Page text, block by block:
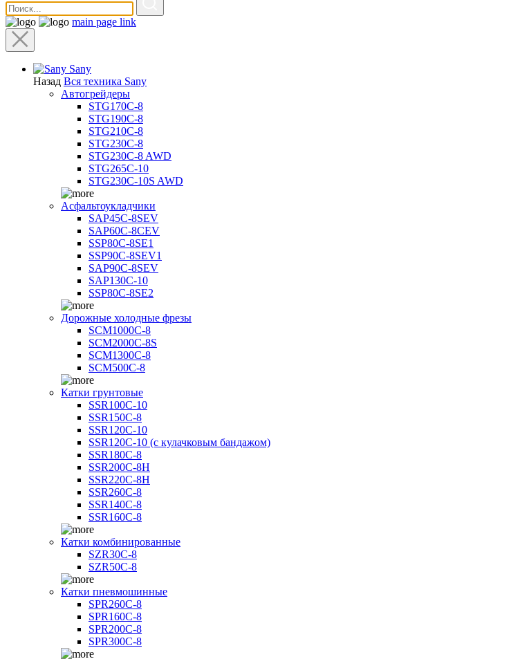
main page link
Sany
Назад Вся техника Sany
Автогрейдеры
STG170C-8
STG190C-8
STG210C-8
STG230C-8
STG230C-8 AWD
STG265C-10
STG230C-10S AWD
Асфальтоукладчики
SAP45С-8SEV
SAP60C-8CEV
SSP80C-8SE1
SSP90C-8SEV1
SAP90C-8SEV
SAP130C-10
SSP80C-8SE2
Дорожные холодные фрезы
SCM1000C-8
SCM2000C-8S
SCM1300C-8
SCM500C-8
Катки грунтовые
SSR100C-10
SSR150C-8
SSR120C-10
SSR120C-10 (с кулачковым бандажом)
SSR180C-8
SSR200C-8H
SSR220C-8H
SSR260C-8
SSR140C-8
SSR160C-8
Катки комбинированные
SZR30C-8
SZR50C-8
Катки пневмошинные
SPR260C-8
SPR160C-8
SPR200C-8
SPR300C-8